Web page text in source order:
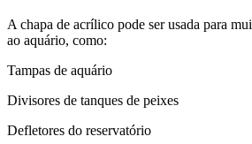
A chapa de acrílico pode ser usada para
ao aquário, como:
Tampas de aquário
Divisores de tanques de peixes
Defletores do reservatório